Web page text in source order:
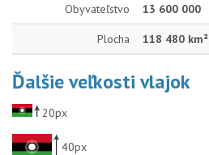
Obyvateľstvo 13 600 000
Plocha 118 480 km²
Ďalšie veľkosti vlajok
20px
40px